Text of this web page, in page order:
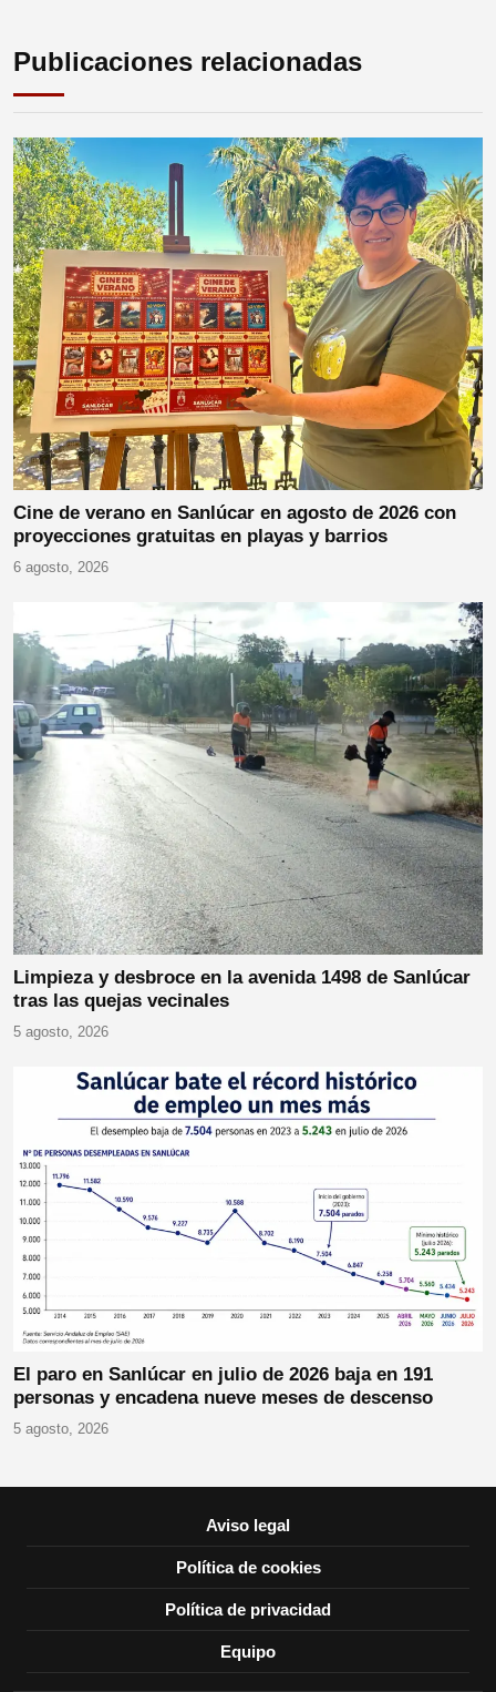
Publicaciones relacionadas
Cine de verano en Sanlúcar en agosto de 2026 con
proyecciones gratuitas en playas y barrios
6 agosto, 2026
Limpieza y desbroce en la avenida 1498 de Sanlúcar
tras las quejas vecinales
5 agosto, 2026
El paro en Sanlúcar en julio de 2026 baja en 191
personas y encadena nueve meses de descenso
5 agosto, 2026
Aviso legal
Política de cookies
Política de privacidad
Equipo